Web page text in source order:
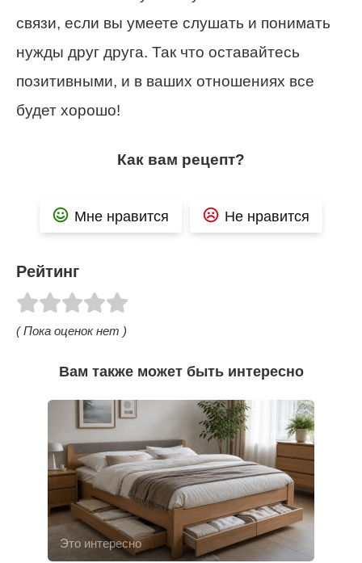
связи, если вы умеете слушать и понимать
нужды друг друга. Так что оставайтесь
позитивными, и в ваших отношениях все
будет хорошо!
Как вам рецепт?
Мне нравится Не нравится
Рейтинг
( Пока оценок нет )
Вам также может быть интересно
Это интересно